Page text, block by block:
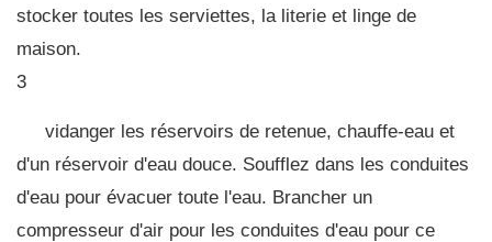
stocker toutes les serviettes, la literie et linge de
maison.
3
vidanger les réservoirs de retenue, chauffe-eau et
d'un réservoir d'eau douce. Soufflez dans les conduites
d'eau pour évacuer toute l'eau. Brancher un
compresseur d'air pour les conduites d'eau pour ce